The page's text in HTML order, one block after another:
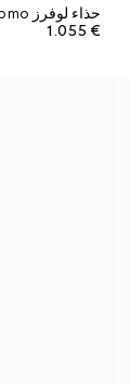
حذاء لوفرز Gucci Como للرجال
€ 1.055